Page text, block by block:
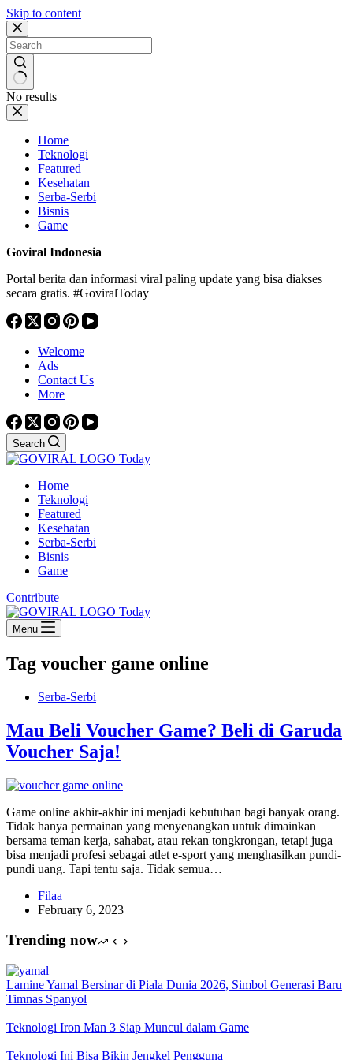
Skip to content
No results
Home
Teknologi
Featured
Kesehatan
Serba-Serbi
Bisnis
Game
Goviral Indonesia
Portal berita dan informasi viral paling update yang bisa diakses
secara gratis. #GoviralToday
Welcome
Ads
Contact Us
More
Search
Home
Teknologi
Featured
Kesehatan
Serba-Serbi
Bisnis
Game
Contribute
Menu
Tag voucher game online
Serba-Serbi
Mau Beli Voucher Game? Beli di Garuda
Voucher Saja!
Game online akhir-akhir ini menjadi kebutuhan bagi banyak orang.
Tidak hanya permainan yang menyenangkan untuk dimainkan
bersama teman kerja, sahabat, atau rekan tongkrongan, tetapi juga
bisa menjadi profesi sebagai atlet e-sport yang menghasilkan pundi-
pundi uang. Tapi tentu saja. Tidak semua…
Filaa
February 6, 2023
Trending now
Lamine Yamal Bersinar di Piala Dunia 2026, Simbol Generasi Baru
Timnas Spanyol
Teknologi Iron Man 3 Siap Muncul dalam Game
Teknologi Ini Bisa Bikin Jengkel Pengguna